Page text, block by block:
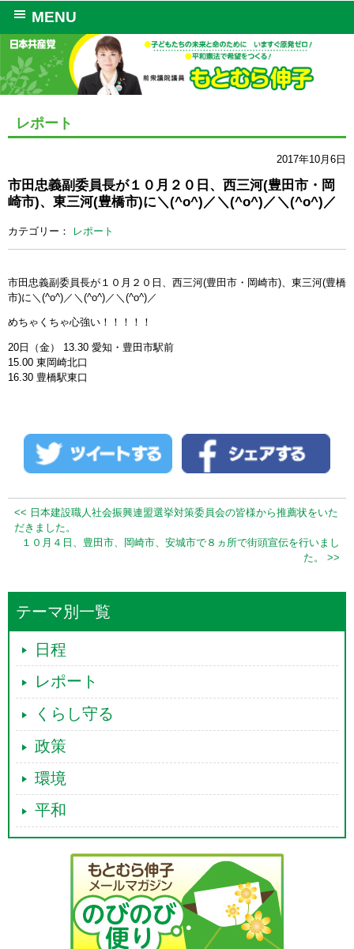
MENU
レポート
2017年10月6日
市田忠義副委員長が１０月２０日、西三河(豊田市・岡
崎市)、東三河(豊橋市)に＼(^o^)／＼(^o^)／＼(^o^)／
カテゴリー： レポート
市田忠義副委員長が１０月２０日、西三河(豊田市・岡崎市)、東三河(豊橋
市)に＼(^o^)／＼(^o^)／＼(^o^)／
めちゃくちゃ心強い！！！！！
20日（金） 13.30 愛知・豊田市駅前
15.00 東岡崎北口
16.30 豊橋駅東口
<< 日本建設職人社会振興連盟選挙対策委員会の皆様から推薦状をいた
だきました。
１０月４日、豊田市、岡崎市、安城市で８ヵ所で街頭宣伝を行いまし
た。 >>
テーマ別一覧
日程
レポート
くらし守る
政策
環境
平和